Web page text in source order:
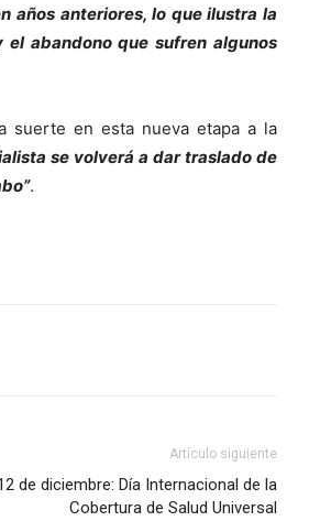
años anteriores, lo que ilustra la
abandono que sufren algunos
suerte en esta nueva etapa a la
se volverá a dar traslado de
.
Artículo siguiente
de diciembre: Día Internacional de la
Cobertura de Salud Universal